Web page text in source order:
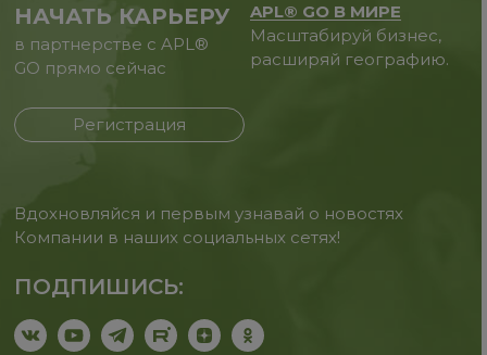
НАЧАТЬ КАРЬЕРУ
в партнерстве с APL®
GO прямо сейчас
Регистрация
APL® GO В МИРЕ
Масштабируй бизнес,
расширяй географию.
Вдохновляйся и первым узнавай о новостях
Компании в наших социальных сетях!
ПОДПИШИСЬ: